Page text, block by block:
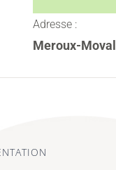
Adresse :
Meroux-Moval